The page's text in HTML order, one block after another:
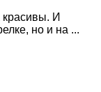
И
но и на ...